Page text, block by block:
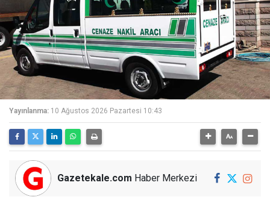
Yayınlanma: 10 Ağustos 2026 Pazartesi 10:43
Gazetekale.com Haber Merkezi